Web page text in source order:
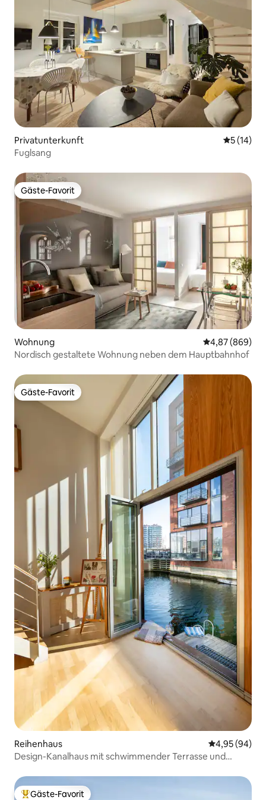
Privatunterkunft
5 (14)
Fuglsang
Gäste-Favorit
Gäste-Favorit
Wohnung
4,87 (869)
Nordisch gestaltete Wohnung neben dem Hauptbahnhof
Gäste-Favorit
Gäste-Favorit
Reihenhaus
4,95 (94)
Design-Kanalhaus mit schwimmender Terrasse und
Gäste-Favorit